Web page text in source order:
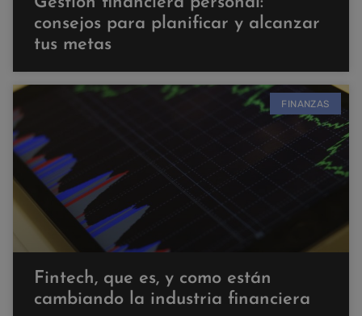
consejos para planificar y alcanzar
tus metas
FINANZAS
Fintech, que es, y como están
cambiando la industria financiera